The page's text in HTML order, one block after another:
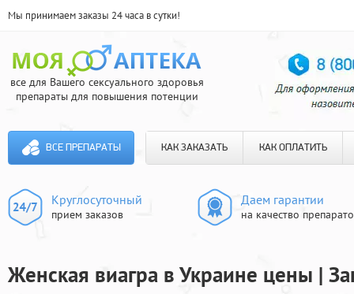
Мы принимаем заказы 24 часа в сутки!
все для Вашего сексуального здоровья
препараты для повышения потенции
ВСЕ ПРЕПАРАТЫ КАК ЗАКАЗАТЬ КАК ОПЛАТИТЬ
Круглосуточный
прием заказов
Даем гарантии
на качество
Женская виагра в Украине цены |